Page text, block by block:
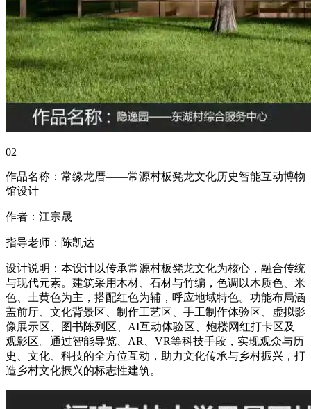
02
作品名称：常缘龙厝——常源村板凳龙文化历史智能互动博物
馆设计
作者：江宗晟
指导老师：陈凯达
设计说明：本设计以传承常源村板凳龙文化为核心，融合传统
与现代元素。建筑采用木材、石材与竹编，色调以木质色、米
色、土黄色为主，搭配红色为辅，呼应地域特色。功能布局涵
盖前厅、文化背景区、制作工艺区、手工制作体验区、虚拟影
像展示区、图书陈列区、AI互动体验区、炮楼网红打卡区及
观影区。通过智能导览、AR、VR等科技手段，实现观众与历
史、文化、科技的全方位互动，助力文化传承与乡村振兴，打
造乡村文化振兴的标志性建筑。